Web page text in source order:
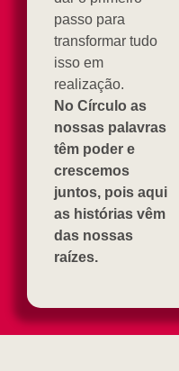
passo para
transformar tudo
isso em
realização.
No Círculo as
nossas palavras
têm poder e
crescemos
juntos, pois aqui
as histórias vêm
das nossas
raízes.